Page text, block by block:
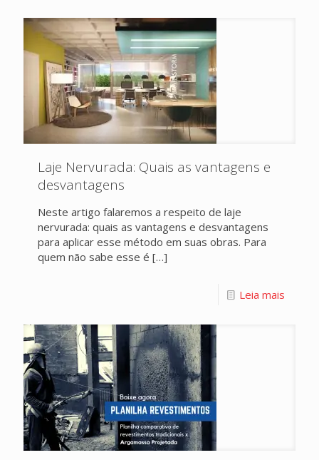
Laje Nervurada: Quais as vantagens e
desvantagens
Neste artigo falaremos a respeito de laje
nervurada: quais as vantagens e desvantagens
para aplicar esse método em suas obras. Para
quem não sabe esse é […]
Leia mais